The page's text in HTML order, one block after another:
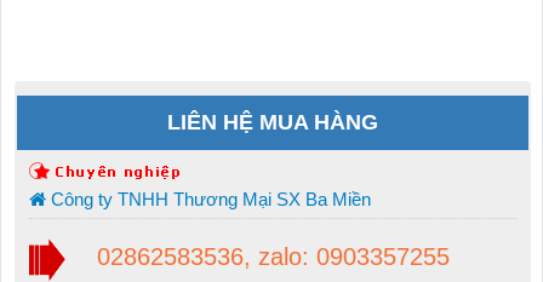
LIÊN HỆ MUA HÀNG
Công ty TNHH Thương Mại SX Ba Miền
02862583536, zalo: 0903357255